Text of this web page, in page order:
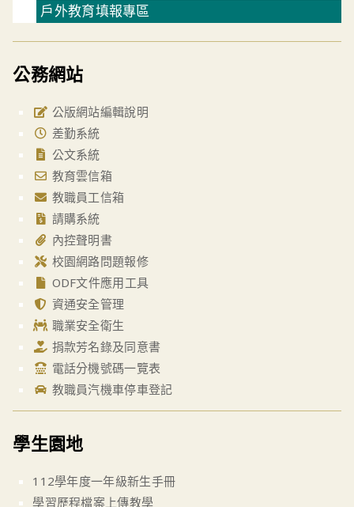
戶外教育填報專區
公務網站
公版網站編輯說明
差勤系統
公文系統
教育雲信箱
教職員工信箱
請購系統
內控聲明書
校園網路問題報修
ODF文件應用工具
資通安全管理
職業安全衛生
捐款芳名錄及同意書
電話分機號碼一覽表
教職員汽機車停車登記
學生園地
112學年度一年級新生手冊
學習歷程檔案上傳教學